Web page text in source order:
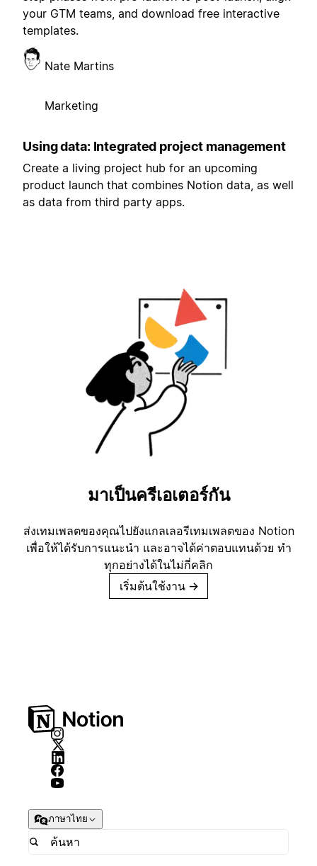
your GTM teams, and download free interactive
templates.
Nate Martins
Marketing
Using data: Integrated project management
Create a living project hub for an upcoming
product launch that combines Notion data, as well
as data from third party apps.
มาเป็นครีเอเตอร์กัน
ส่งเทมเพลตของคุณไปยังแกลเลอรีเทมเพลตของ Notion
เพื่อให้ได้รับการแนะนำ และอาจได้ค่าตอบแทนด้วย ทำ
ทุกอย่างได้ในไม่กี่คลิก
เริ่มต้นใช้งาน →
ภาษาไทย